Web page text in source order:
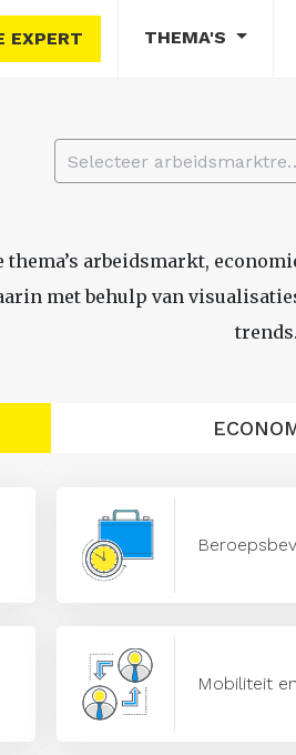
EXPERT THEMA'S
Selecteer
arbeidsmarkt,
met behulp van
trends.
Mobiliteit